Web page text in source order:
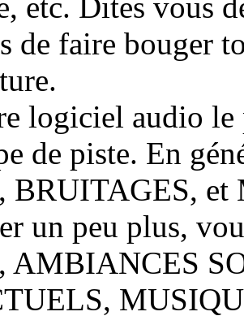
de faire bouger
logiciel audio le
de piste. En
BRUITAGES, et
un peu plus,
AMBIANCES